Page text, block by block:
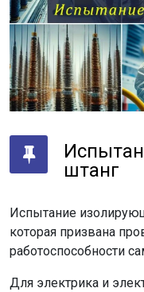
штанг
Испытание
которая призвана
работоспособности
Для электрика и